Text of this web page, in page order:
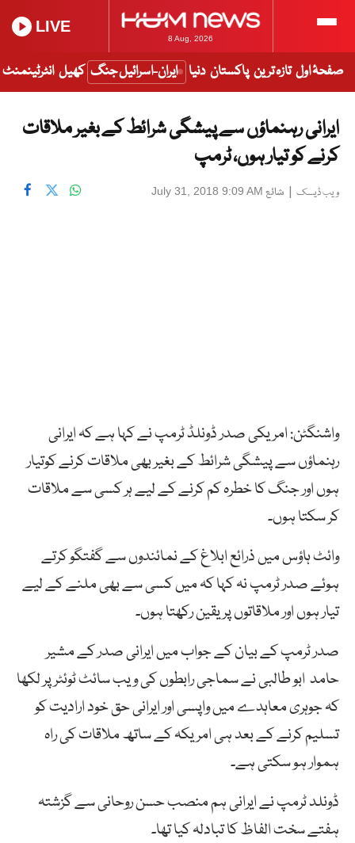
8 Aug, 2026
LIVE
صفحۂ اول تازہ ترین پاکستان دنیا ایران-اسرائیل جنگ کھیل انٹرٹینمنٹ
ایرانی رہنماؤں سے پیشگی شرائط کے بغیر ملاقات
کرنے کو تیار ہوں، ٹرمپ
ویب ڈیسک | شائع July 31, 2018 9:09 AM
واشنگٹن: امریکی صدر ڈونلڈ ٹرمپ نے کہا ہے کہ ایرانی
رہنماؤں سے پیشگی شرائط کے بغیر بھی ملاقات کرنے کوتیار
ہوں اور جنگ کا خطرہ کم کرنے کے لیے ہر کسی سے ملاقات
کر سکتا ہوں۔
وائٹ ہاؤس میں ذرائع ابلاغ کے نمائندوں سے گفتگو کرتے
ہوئے صدر ٹرمپ نہ کہا کہ میں کسی سے بھی ملنے کے لیے
تیار ہوں اور ملاقاتوں پر یقین رکھتا ہوں۔
صدر ٹرمپ کے بیان کے جواب میں ایرانی صدر کے مشیر
حامد ابو طالبی نے سماجی رابطوں کی ویب سائٹ ٹوئٹر پر لکھا
کہ جوہری معاہدے میں واپسی اور ایرانی حق خود ارادیت کو
تسلیم کرنے کے بعد ہی امریکہ کے ساتھ ملاقات کی راہ
ہموار ہو سکتی ہے۔
ڈونلد ٹرمپ نے ایرانی ہم منصب حسن روحانی سے گزشتہ
ہفتے سخت الفاظ کا تبادلہ کیا تھا۔